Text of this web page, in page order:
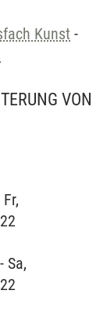
Kunst -
VON
Sa,